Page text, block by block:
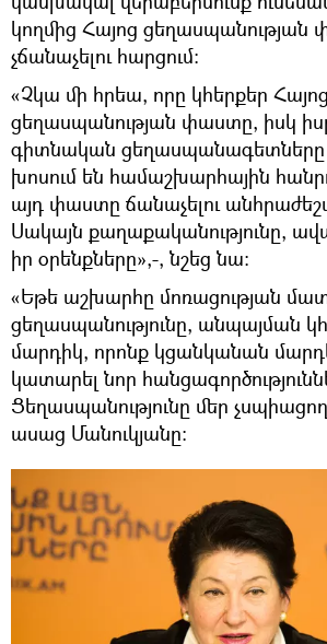
կողմից Հայոց ցեղասպանության
չճանաչելու հարցում։
«Չկա մի հրեա, որը կհերքեր Հայոց
ցեղասպանության փաստը, իսկ
գիտնական
խոսում են համաշխարհային
այդ փաստը ճանաչելու
Սակայն քաղաքականությունը,
իր օրենքները»,-, նշեց նա։
«Եթե աշխարհը մոռացության
ցեղասպանությունը, անպայման
մարդիկ, որոնք կցանկանան
կատարել նոր
Ցեղասպանությունը մեր
ասաց Մանուկյանը։